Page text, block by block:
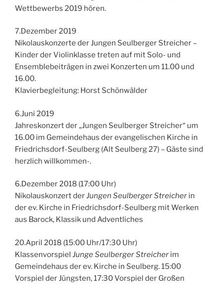
Wettbewerbs 2019 hören.
7.Dezember 2019
Nikolauskonzerte der Jungen Seulberger Streicher –
Kinder der Violinklasse treten auf mit Solo- und
Ensemblebeiträgen in zwei Konzerten um 11.00 und
16.00.
Klavierbegleitung: Horst Schönwälder
6.Juni 2019
Jahreskonzert der „Jungen Seulberger Streicher“ um
16.00 im Gemeindehaus der evangelischen Kirche in
Friedrichsdorf-Seulberg (Alt Seulberg 27) – Gäste sind
herzlich willkommen-.
6.Dezember 2018 (17:00 Uhr)
Nikolauskonzert derJungen Seulberger Streicher in
der ev. Kirche in Friedrichsdorf-Seulberg mit Werken
aus Barock, Klassik und Adventliches
20.April 2018 (15:00 Uhr/17:30 Uhr)
Klassenvorspiel Junge Seulberger Streicher im
Gemeindehaus der ev. Kirche in Seulberg. 15:00
Vorspiel der Jüngsten, 17:30 Vorspiel der Großen